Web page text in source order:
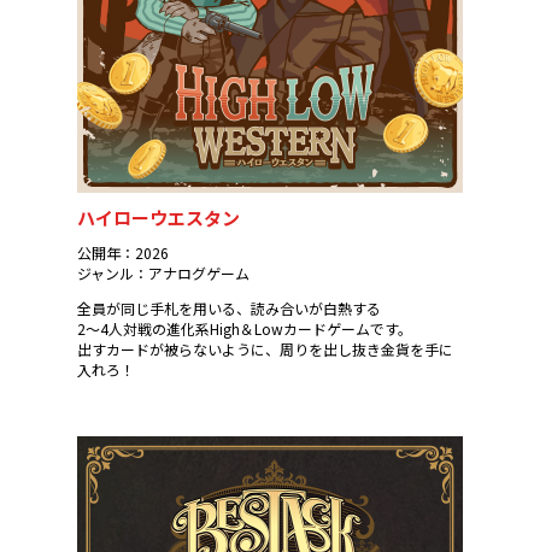
ハイローウエスタン
公開年：2026
ジャンル：アナログゲーム
全員が同じ手札を用いる、読み合いが白熱する
2～4人対戦の進化系High＆Lowカードゲームです。
出すカードが被らないように、周りを出し抜き金貨を手に
入れろ！